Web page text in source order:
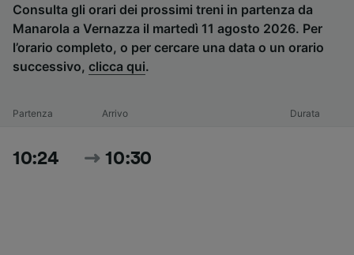
Consulta gli orari dei prossimi treni in partenza da
Manarola a Vernazza il martedì 11 agosto 2026. Per
l’orario completo, o per cercare una data o un orario
successivo, clicca qui.
Partenza Arrivo Durata
10:24 10:30